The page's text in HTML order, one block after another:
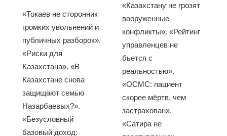
«Токаев не сторонник
громких увольнений и
публичных разборок».
«Риски для
Казахстана». «В
Казахстане снова
защищают семью
Назарбаевых?».
«Безусловный
базовый доход:
«Казахстану не грозят
вооруженные
конфликты». «Рейтинг
управленцев не
бьется с
реальностью».
«ОСМС: пациент
скорее мёртв, чем
застрахован».
«Сатира не